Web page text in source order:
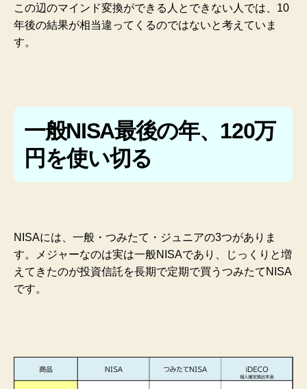
この辺のマインド変換ができる人とできない人では、10
年後の結果が相当違ってくるのではないと考えていま
す。
一般NISA最後の年、120万
円を使い切る
NISAには、一般・つみたて・ジュニアの3つがありま
す。メジャーなのは実は一般NISAであり、じっくりと増
えてきたのが投資信託を長期で定期で買うつみたてNISA
です。